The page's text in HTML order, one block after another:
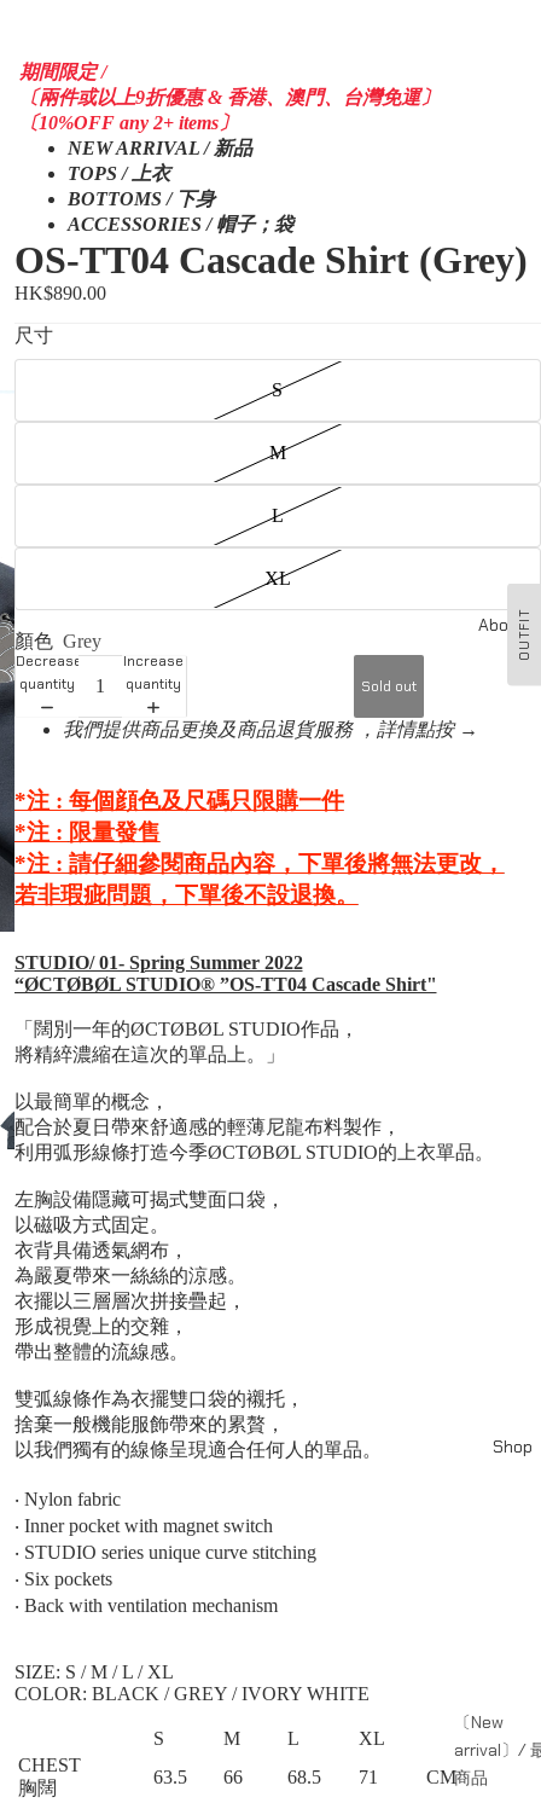
About
Shop
〔New
arrival〕/
商品
OUTFIT
期間限定 /
〔兩件或以上9折優惠 & 香港、澳門、台灣免運〕
〔10%OFF any 2+ items〕
NEW ARRIVAL / 新品
TOPS / 上衣
BOTTOMS / 下身
ACCESSORIES / 帽子；袋
OS-TT04 Cascade Shirt (Grey)
HK$890.00
尺寸
S
M
L
XL
顏色 Grey
Decrease
quantity
Increase
quantity
Sold out
我們提供商品更換及商品退貨服務 ，詳情點按 →
*注 : 每個顔色及尺碼只限購一件
*注 : 限量發售
*注 : 請仔細參閱商品內容，下單後將無法更改，
若非瑕疵問題，下單後不設退換。
STUDIO/ 01- Spring Summer 2022
“ØCTØBØL STUDIO®️ ”OS-TT04 Cascade Shirt"
「闊別一年的ØCTØBØL STUDIO作品，
將精綷濃縮在這次的單品上。」
以最簡單的概念，
配合於夏日帶來舒適感的輕薄尼龍布料製作，
利用弧形線條打造今季ØCTØBØL STUDIO的上衣單品。
左胸設備隱藏可揭式雙面口袋，
以磁吸方式固定。
衣背具備透氣網布，
為嚴夏帶來一絲絲的涼感。
衣擺以三層層次拼接疊起，
形成視覺上的交雜，
帶出整體的流線感。
雙弧線條作為衣擺雙口袋的襯托，
捨棄一般機能服飾帶來的累贅，
以我們獨有的線條呈現適合任何人的單品。
‧ Nylon fabric
‧ Inner pocket with magnet switch
‧ STUDIO series unique curve stitching
‧ Six pockets
‧ Back with ventilation mechanism
SIZE: S / M / L / XL⁠
COLOR: BLACK / GREY / IVORY WHITE
S M L
XL
CHEST
胸闊
63.5 66 68.5 71
CM